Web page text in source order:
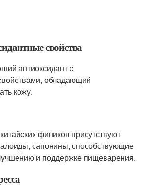
свойства
антиоксидант с
обладающий
кожу.
фиников присутствуют
сапонины, способствующие
и поддержке пищеварения.